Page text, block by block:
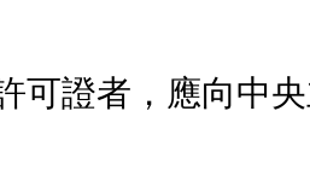
可證者，應向中